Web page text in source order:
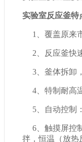
实验室反应釜特
1、覆盖原来
2、反应釜快
3、釜体拆卸
4、特制耐高
5、自动控制
6、触摸屏控
拌，恒温（放热